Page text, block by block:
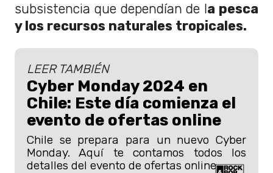
subsistencia que dependían de la pesca
y los recursos naturales tropicales.
LEER TAMBIÉN
Cyber Monday 2024 en
Chile: Este día comienza el
evento de ofertas online
Chile se prepara para un nuevo Cyber
Monday. Aquí te contamos todos los
detalles del evento de ofertas online .